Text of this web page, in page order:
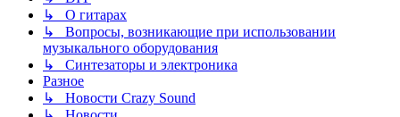
↳ О гитарах
↳ Вопросы, возникающие при использовании
музыкального оборудования
↳ Синтезаторы и электроника
Разное
↳ Новости Crazy Sound